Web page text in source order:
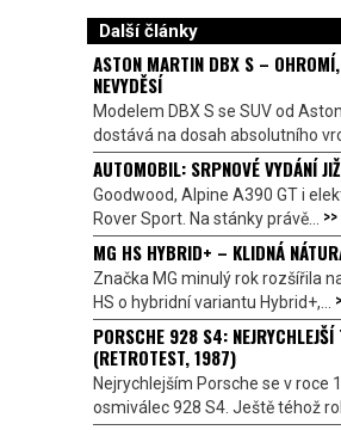
Další články
ASTON MARTIN DBX S –
NEVYDĚSÍ
Modelem DBX S se SUV od
dostává na dosah absolutního
AUTOMOBIL: SRPNOVÉ VYDÁNÍ
Goodwood, Alpine A390 GT i
Rover Sport. Na stánky právě... >>
MG HS HYBRID+ – KLIDNÁ
Značka MG minulý rok rozšířila
HS o hybridní variantu Hybrid+,...
PORSCHE 928 S4: NEJRYCHLEJŠÍ
(RETROTEST, 1987)
Nejrychlejším Porsche se v roce
osmiválec 928 S4. Ještě téhož